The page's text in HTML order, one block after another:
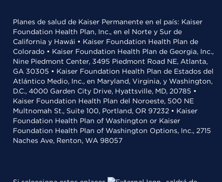
Planes de salud de Kaiser Permanente en el país: Kaiser
Foundation Health Plan, Inc., en el Norte y Sur de
California y Hawái • Kaiser Foundation Health Plan de
Colorado • Kaiser Foundation Health Plan de Georgia, Inc.,
Nine Piedmont Center, 3495 Piedmont Road NE, Atlanta,
GA 30305 • Kaiser Foundation Health Plan de Estados del
Atlántico Medio, Inc., en Maryland, Virginia, y Washington,
D.C., 4000 Garden City Drive, Hyattsville, MD, 20785 •
Kaiser Foundation Health Plan del Noroeste, 500 NE
Multnomah St., Suite 100, Portland, OR 97232 • Kaiser
Foundation Health Plan of Washington or Kaiser
Foundation Health Plan of Washington Options, Inc., 2715
Naches Ave, Renton, WA 98057